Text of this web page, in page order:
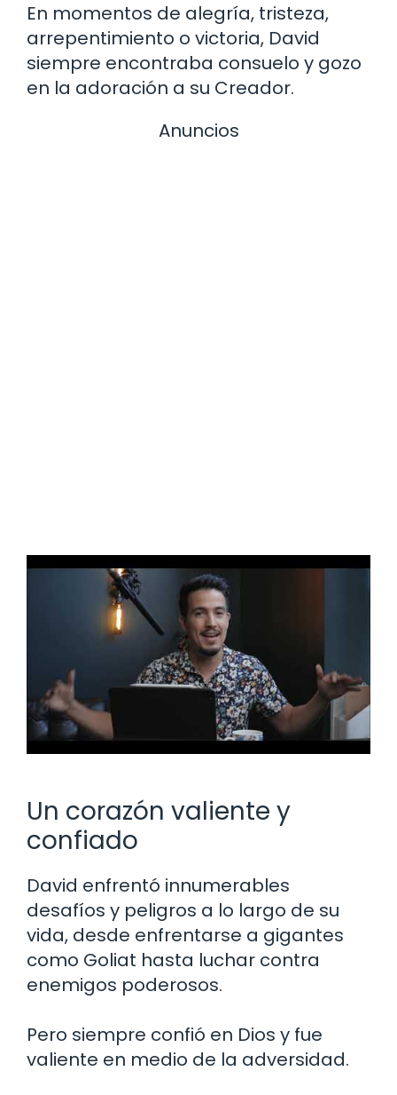
En momentos de alegría, tristeza,
arrepentimiento o victoria, David
siempre encontraba consuelo y gozo
en la adoración a su Creador.
Anuncios
Un corazón valiente y
confiado
David enfrentó innumerables
desafíos y peligros a lo largo de su
vida, desde enfrentarse a gigantes
como Goliat hasta luchar contra
enemigos poderosos.
Pero siempre confió en Dios y fue
valiente en medio de la adversidad.